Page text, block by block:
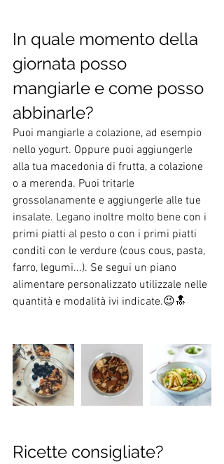
In quale momento della
giornata posso
mangiarle e come posso
abbinarle?
Puoi mangiarle a colazione, ad esempio
nello yogurt. Oppure puoi aggiungerle
alla tua macedonia di frutta, a colazione
o a merenda. Puoi tritarle
grossolanamente e aggiungerle alle tue
insalate. Legano inoltre molto bene con i
primi piatti al pesto o con i primi piatti
conditi con le verdure (cous cous, pasta,
farro, legumi...). Se segui un piano
alimentare personalizzato utilizzale nelle
quantità e modalità ivi indicate.😉🔝
Ricette consigliate?